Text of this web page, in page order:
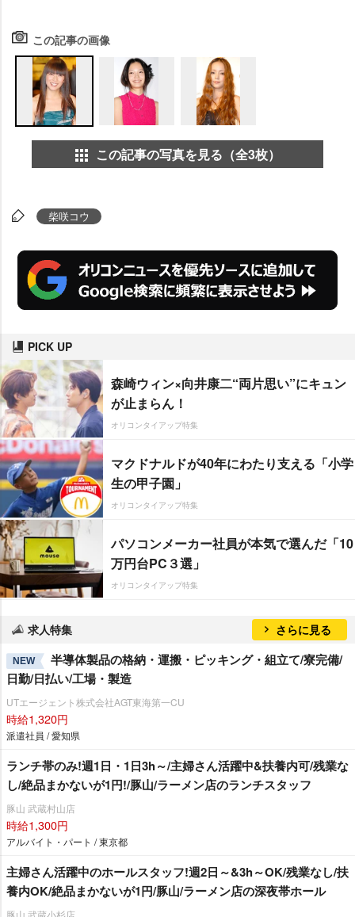
この記事の画像
この記事の写真を見る（全3枚）
柴咲コウ
PICK UP
森崎ウィン×向井康二“両片思い”にキュン
が止まらん！
オリコンタイアップ特集
マクドナルドが40年にわたり支える「小学
生の甲子園」
オリコンタイアップ特集
パソコンメーカー社員が本気で選んだ「10
万円台PC３選」
オリコンタイアップ特集
求人特集 さらに見る
NEW
半導体製品の格納・運搬・ピッキング・組立て/寮完備/
日勤/日払い/工場・製造
UTエージェント株式会社AGT東海第一CU
時給1,320円
派遣社員 / 愛知県
ランチ帯のみ!週1日・1日3h～/主婦さん活躍中&扶養内可/残業な
し/絶品まかないが1円!/豚山/ラーメン店のランチスタッフ
豚山 武蔵村山店
時給1,300円
アルバイト・パート / 東京都
主婦さん活躍中のホールスタッフ!週2日～&3h～OK/残業なし/扶
養内OK/絶品まかないが1円/豚山/ラーメン店の深夜帯ホール